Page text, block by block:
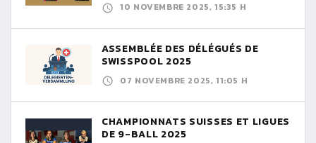
10 NOVEMBRE 2025, 15:35 H
ASSEMBLÉE DES DÉLÉGUÉS DE
SWISSPOOL 2025
07 NOVEMBRE 2025, 11:05 H
CHAMPIONNATS SUISSES ET LIGUES
DE 9-BALL 2025